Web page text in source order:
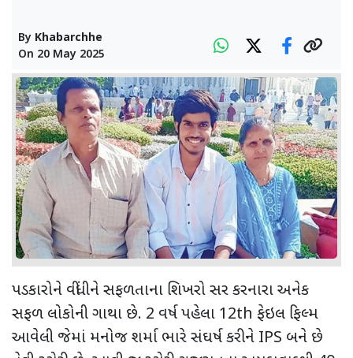
By Khabarchhe
On 20 May 2025
પડકારોને વીંધીને સફળતાના શિખરો સર કરનારા અનેક
સફળ લોકોની ગાથા છે. 2 વર્ષ પહેલા 12th ફેઇલ ફિલ્મ
આવેલી જેમાં મનોજ શર્મા ભારે સંઘર્ષ કરીને IPS બને છે